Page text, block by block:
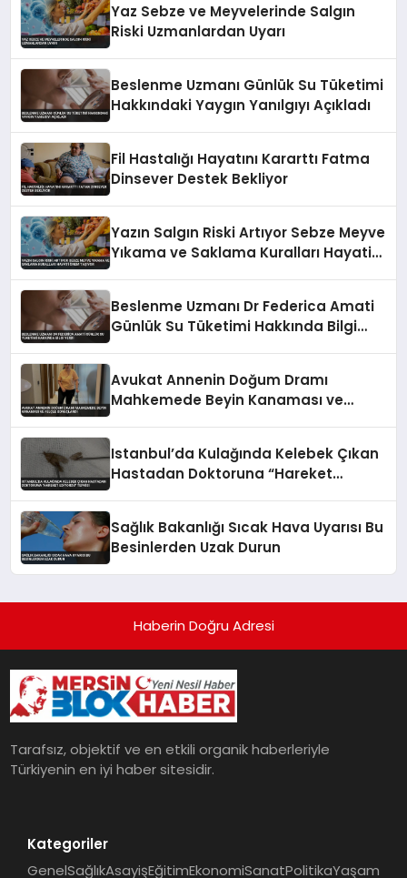
Yaz Sebze ve Meyvelerinde Salgın
Riski Uzmanlardan Uyarı
Beslenme Uzmanı Günlük Su Tüketimi
Hakkındaki Yaygın Yanılgıyı Açıkladı
Fil Hastalığı Hayatını Kararttı Fatma
Dinsever Destek Bekliyor
Yazın Salgın Riski Artıyor Sebze Meyve
Yıkama ve Saklama Kuralları Hayati
Beslenme Uzmanı Dr Federica Amati
Günlük Su Tüketimi Hakkında Bilgi
Avukat Annenin Doğum Dramı
Mahkemede Beyin Kanaması ve
Istanbul’da Kulağında Kelebek Çıkan
Hastadan Doktoruna “Hareket
Sağlık Bakanlığı Sıcak Hava Uyarısı Bu
Besinlerden Uzak Durun
Haberin Doğru Adresi
Tarafsız, objektif ve en etkili organik haberleriyle
Türkiyenin en iyi haber sitesidir.
Kategoriler
GenelSağlıkAsayişEğitimEkonomiSanatPolitikaYaşam